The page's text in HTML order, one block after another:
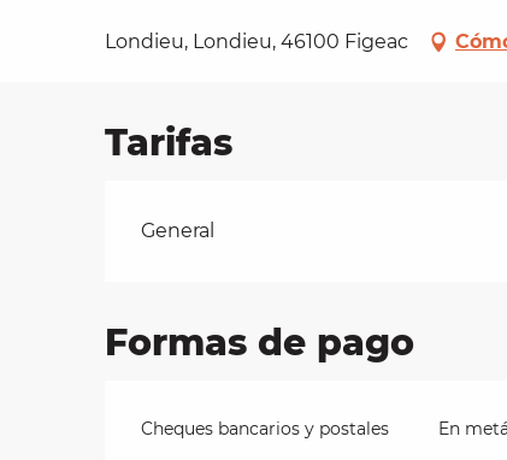
Londieu, Londieu, 46100 Figeac
Tarifas
Tarifas 2026
General
Formas de pago
Cheques bancarios y postales En